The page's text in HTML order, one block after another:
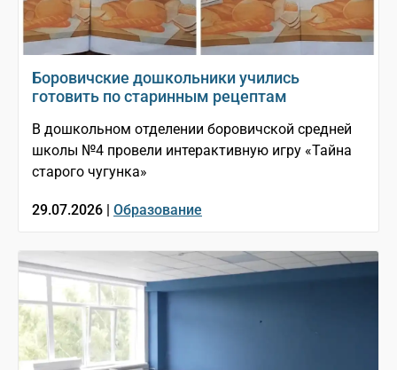
Боровичские дошкольники учились
готовить по старинным рецептам
В дошкольном отделении боровичской средней
школы №4 провели интерактивную игру «Тайна
старого чугунка»
29.07.2026 | Образование